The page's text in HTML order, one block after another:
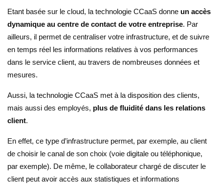
Etant basée sur le cloud, la technologie CCaaS donne un accès
dynamique au centre de contact de votre entreprise. Par
ailleurs, il permet de centraliser votre infrastructure, et de suivre
en temps réel les informations relatives à vos performances
dans le service client, au travers de nombreuses données et
mesures.
Aussi, la technologie CCaaS met à la disposition des clients,
mais aussi des employés, plus de fluidité dans les relations
client.
En effet, ce type d’infrastructure permet, par exemple, au client
de choisir le canal de son choix (voie digitale ou téléphonique,
par exemple). De même, le collaborateur chargé de discuter le
client peut avoir accès aux statistiques et informations